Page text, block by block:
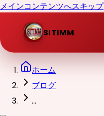
メインコンテンツへスキップ
SITIMM
ホーム
ブログ
...